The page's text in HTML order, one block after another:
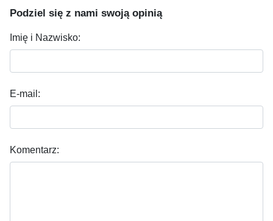
Podziel się z nami swoją opinią
Imię i Nazwisko:
E-mail:
Komentarz: